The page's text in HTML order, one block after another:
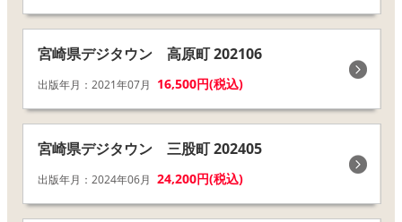
宮崎県デジタウン 高原町 202106
出版年月：2021年07月 16,500円(税込)
宮崎県デジタウン 三股町 202405
出版年月：2024年06月 24,200円(税込)